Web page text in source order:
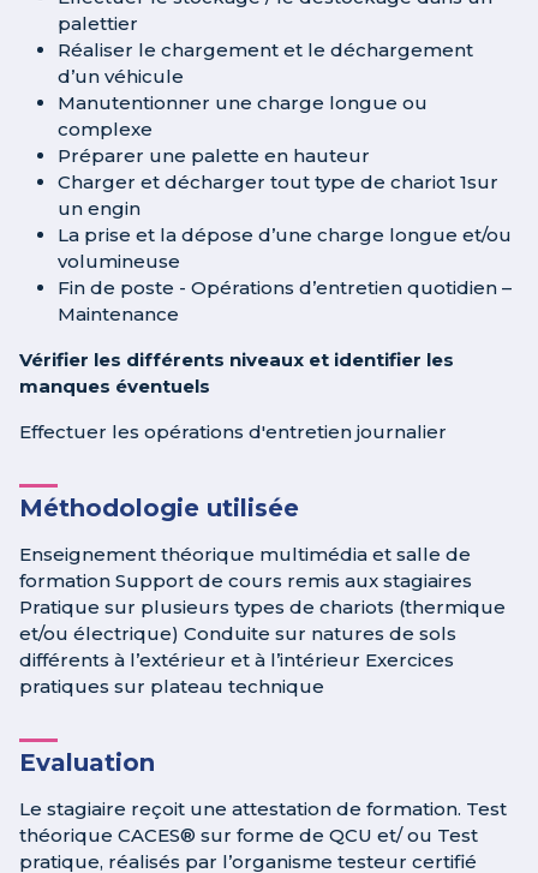
palettier
Réaliser le chargement et le déchargement
d’un véhicule
Manutentionner une charge longue ou
complexe
Préparer une palette en hauteur
Charger et décharger tout type de chariot 1sur
un engin
La prise et la dépose d’une charge longue et/ou
volumineuse
Fin de poste - Opérations d’entretien quotidien –
Maintenance
Vérifier les différents niveaux et identifier les
manques éventuels
Effectuer les opérations d'entretien journalier
Méthodologie utilisée
Enseignement théorique multimédia et salle de
formation Support de cours remis aux stagiaires
Pratique sur plusieurs types de chariots (thermique
et/ou électrique) Conduite sur natures de sols
différents à l’extérieur et à l’intérieur Exercices
pratiques sur plateau technique
Evaluation
Le stagiaire reçoit une attestation de formation. Test
théorique CACES® sur forme de QCU et/ ou Test
pratique, réalisés par l’organisme testeur certifié